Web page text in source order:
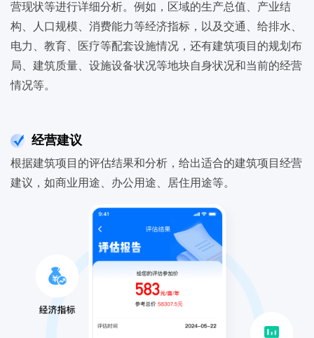
营现状等进行详细分析。例如，区域的生产总值、产业结
构、人口规模、消费能力等经济指标，以及交通、给排水、
电力、教育、医疗等配套设施情况，还有建筑项目的规划布
局、建筑质量、设施设备状况等地块自身状况和当前的经营
情况等。
经营建议
根据建筑项目的评估结果和分析，给出适合的建筑项目经营
建议，如商业用途、办公用途、居住用途等。